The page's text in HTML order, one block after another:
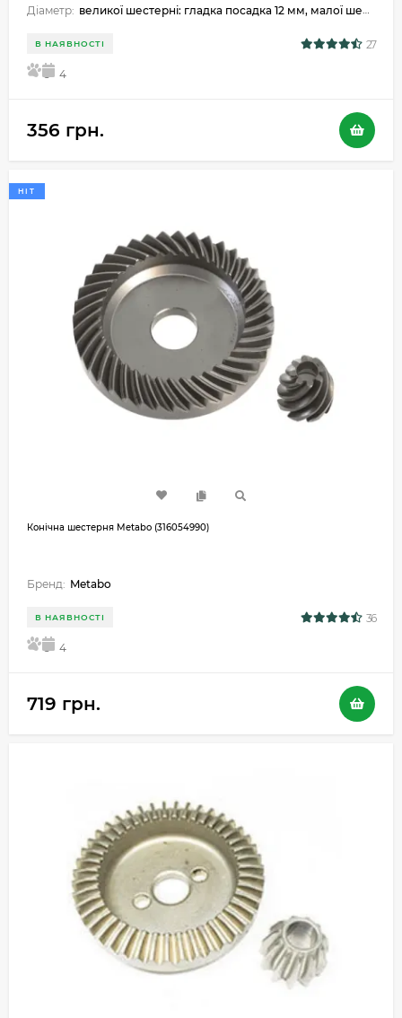
Діаметр: великої шестерні: гладка посадка 12 мм, малої шестерні: 7 мм. Зовнішній великої шестерні 52 мм
В НАЯВНОСТІ 27
5 4
356 грн.
HIT
Конічна шестерня Metabo (316054990)
Бренд: Metabo
В НАЯВНОСТІ 36
5 4
719 грн.